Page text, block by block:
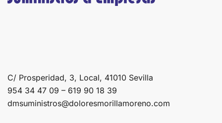
C/ Prosperidad, 3, Local, 41010 Sevilla
954 34 47 09 – 619 90 18 39
dmsuministros@doloresmorillamoreno.com